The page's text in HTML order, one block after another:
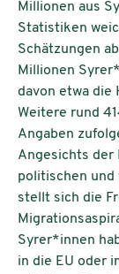
Millionen aus
Statistiken
Schätzungen
Millionen
davon etwa die
Weitere rund
Angaben
Angesichts der
politischen und
stellt sich die
Syrer*innen
in die EU oder